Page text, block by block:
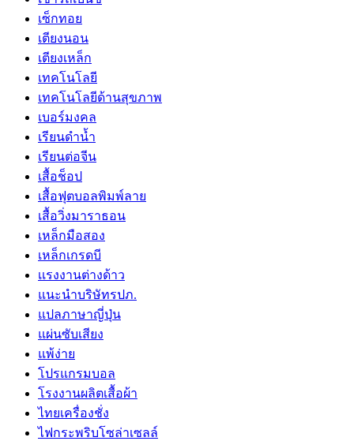
เซ็กทอย
เตียงนอน
เตียงเหล็ก
เทคโนโลยี
เทคโนโลยีด้านสุขภาพ
เบอร์มงคล
เรียนดำน้ำ
เรียนต่อจีน
เสื้อช็อป
เสื้อฟุตบอลพิมพ์ลาย
เสื้อวิ่งมาราธอน
เหล็กมือสอง
เหล็กเกรดบี
เเรงงานต่างด้าว
แนะนำบริษัทรปภ.
แปลภาษาญี่ปุ่น
แผ่นซับเสียง
แพ้ง่าย
โปรแกรมบอล
โรงงานผลิตเสื้อผ้า
ไทยเครื่องชั่ง
ไฟกระพริบโซล่าเซลล์